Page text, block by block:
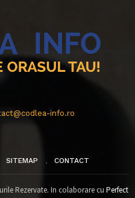
info.ro
SITEMAP CONTACT
Rezervate. In colaborare cu Perfect